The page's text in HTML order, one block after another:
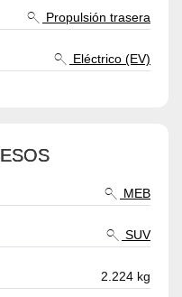
Propulsión trasera
Eléctrico (EV)
MEB
SUV
2.224 kg